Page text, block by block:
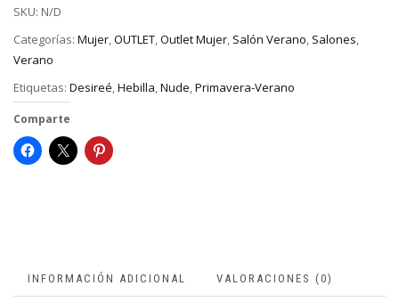
SKU: N/D
Categorías: Mujer,OUTLET,Outlet Mujer, Salón Verano, Salones,
Verano
Etiquetas: Desireé,Hebilla,Nude,Primavera-Verano
Comparte
INFORMACIÓN ADICIONAL VALORACIONES (0)